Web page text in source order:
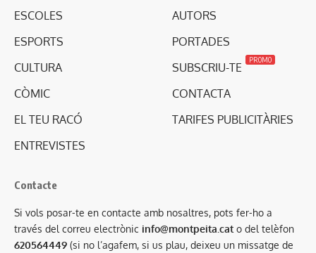
ESCOLES
ESPORTS
CULTURA
CÒMIC
EL TEU RACÓ
ENTREVISTES
AUTORS
PORTADES
SUBSCRIU-TE
PROMO
CONTACTA
TARIFES PUBLICITÀRIES
Contacte
Si vols posar-te en contacte amb nosaltres, pots fer-ho a
través del correu electrònic info@montpeita.cat o del telèfon
620564449 (si no l’agafem, si us plau, deixeu un missatge de